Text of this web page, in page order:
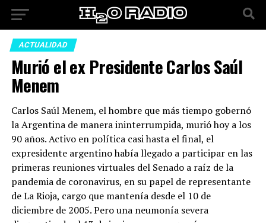
ACTUALIDAD
Murió el ex Presidente Carlos Saúl
Menem
Carlos Saúl Menem, el hombre que más tiempo gobernó
la Argentina de manera ininterrumpida, murió hoy a los
90 años. Activo en política casi hasta el final, el
expresidente argentino había llegado a participar en las
primeras reuniones virtuales del Senado a raíz de la
pandemia de coronavirus, en su papel de representante
de La Rioja, cargo que mantenía desde el 10 de
diciembre de 2005. Pero una neumonía severa